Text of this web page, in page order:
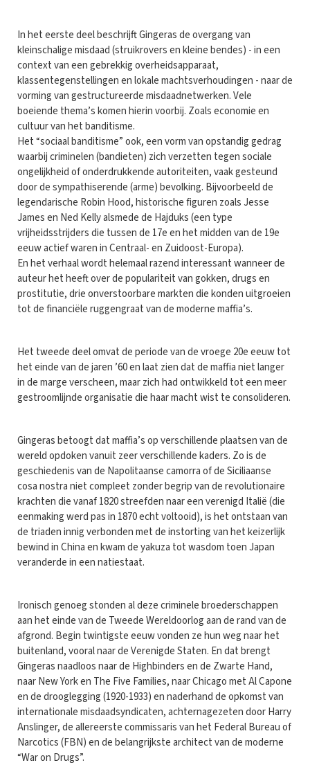
In het eerste deel beschrijft Gingeras de overgang van
kleinschalige misdaad (struikrovers en kleine bendes) - in een
context van een gebrekkig overheidsapparaat,
klassentegenstellingen en lokale machtsverhoudingen - naar de
vorming van gestructureerde misdaadnetwerken. Vele
boeiende thema’s komen hierin voorbij. Zoals economie en
cultuur van het banditisme.
Het “sociaal banditisme” ook, een vorm van opstandig gedrag
waarbij criminelen (bandieten) zich verzetten tegen sociale
ongelijkheid of onderdrukkende autoriteiten, vaak gesteund
door de sympathiserende (arme) bevolking. Bijvoorbeeld de
legendarische Robin Hood, historische figuren zoals Jesse
James en Ned Kelly alsmede de Hajduks (een type
vrijheidsstrijders die tussen de 17e en het midden van de 19e
eeuw actief waren in Centraal- en Zuidoost-Europa).
En het verhaal wordt helemaal razend interessant wanneer de
auteur het heeft over de populariteit van gokken, drugs en
prostitutie, drie onverstoorbare markten die konden uitgroeien
tot de financiële ruggengraat van de moderne maffia’s.
Het tweede deel omvat de periode van de vroege 20e eeuw tot
het einde van de jaren ’60 en laat zien dat de maffia niet langer
in de marge verscheen, maar zich had ontwikkeld tot een meer
gestroomlijnde organisatie die haar macht wist te consolideren.
Gingeras betoogt dat maffia’s op verschillende plaatsen van de
wereld opdoken vanuit zeer verschillende kaders. Zo is de
geschiedenis van de Napolitaanse camorra of de Siciliaanse
cosa nostra niet compleet zonder begrip van de revolutionaire
krachten die vanaf 1820 streefden naar een verenigd Italië (die
eenmaking werd pas in 1870 echt voltooid), is het ontstaan van
de triaden innig verbonden met de instorting van het keizerlijk
bewind in China en kwam de yakuza tot wasdom toen Japan
veranderde in een natiestaat.
Ironisch genoeg stonden al deze criminele broederschappen
aan het einde van de Tweede Wereldoorlog aan de rand van de
afgrond. Begin twintigste eeuw vonden ze hun weg naar het
buitenland, vooral naar de Verenigde Staten. En dat brengt
Gingeras naadloos naar de Highbinders en de Zwarte Hand,
naar New York en The Five Families, naar Chicago met Al Capone
en de drooglegging (1920-1933) en naderhand de opkomst van
internationale misdaadsyndicaten, achternagezeten door Harry
Anslinger, de allereerste commissaris van het Federal Bureau of
Narcotics (FBN) en de belangrijkste architect van de moderne
“War on Drugs”.